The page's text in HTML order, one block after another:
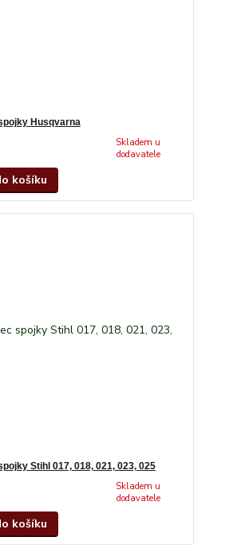
Husqvarna
Skladem u
dodavatele
košíku
Stihl 017, 018, 021, 023, 025
Skladem u
dodavatele
košíku